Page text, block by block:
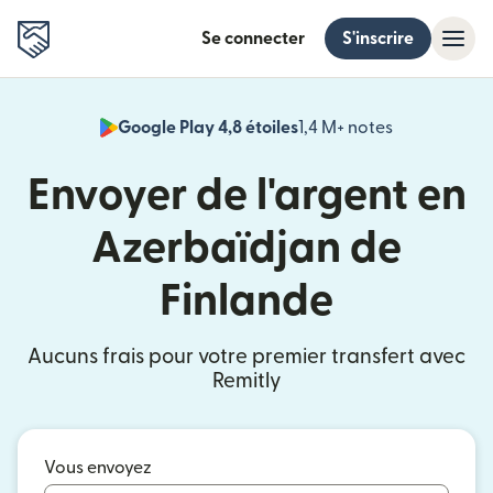
Se connecter S'inscrire
Google Play 4,8 étoiles1,4 M+ notes
Envoyer de l'argent en
Azerbaïdjan de
Finlande
Aucuns frais pour votre premier transfert avec
Remitly
Vous envoyez